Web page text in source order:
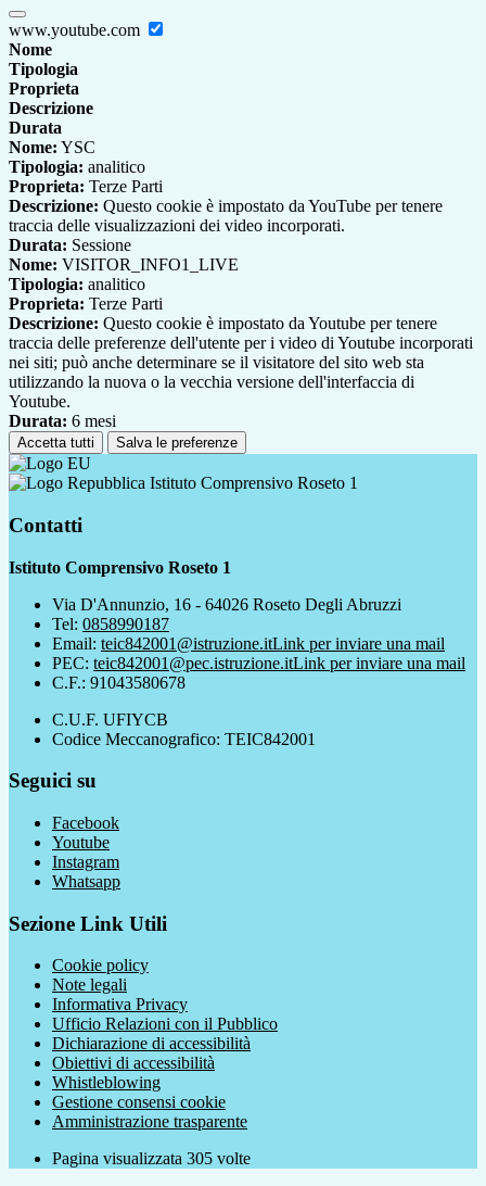
www.youtube.com
Nome
Tipologia
Proprieta
Descrizione
Durata
Nome: YSC
Tipologia: analitico
Proprieta: Terze Parti
Descrizione: Questo cookie è impostato da YouTube per tenere
traccia delle visualizzazioni dei video incorporati.
Durata: Sessione
Nome: VISITOR_INFO1_LIVE
Tipologia: analitico
Proprieta: Terze Parti
Descrizione: Questo cookie è impostato da Youtube per tenere
traccia delle preferenze dell'utente per i video di Youtube incorporati
nei siti; può anche determinare se il visitatore del sito web sta
utilizzando la nuova o la vecchia versione dell'interfaccia di
Youtube.
Durata: 6 mesi
Accetta tutti Salva le preferenze
Istituto Comprensivo Roseto 1
Contatti
Istituto Comprensivo Roseto 1
Via D'Annunzio, 16 - 64026 Roseto Degli Abruzzi
Tel: 0858990187
Email: teic842001@istruzione.itLink per inviare una mail
PEC: teic842001@pec.istruzione.itLink per inviare una mail
C.F.: 91043580678
C.U.F. UFIYCB
Codice Meccanografico: TEIC842001
Seguici su
Facebook
Youtube
Instagram
Whatsapp
Sezione Link Utili
Cookie policy
Note legali
Informativa Privacy
Ufficio Relazioni con il Pubblico
Dichiarazione di accessibilità
Obiettivi di accessibilità
Whistleblowing
Gestione consensi cookie
Amministrazione trasparente
Pagina visualizzata 305 volte